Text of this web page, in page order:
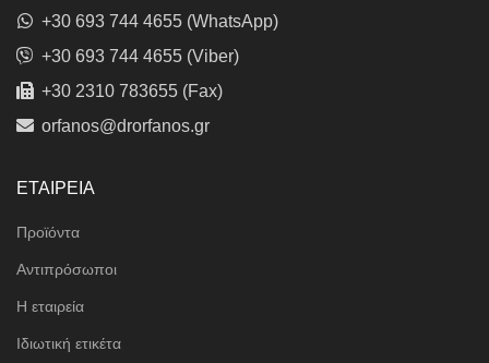
+30 693 744 4655 (WhatsApp)
+30 693 744 4655 (Viber)
+30 2310 783655 (Fax)
orfanos@drorfanos.gr
ΕΤΑΙΡΕΙΑ
Προϊόντα
Αντιπρόσωποι
Η εταιρεία
Ιδιωτική ετικέτα